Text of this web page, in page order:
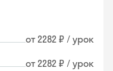
от 2282 ₽ / урок
от 2282 ₽ / урок